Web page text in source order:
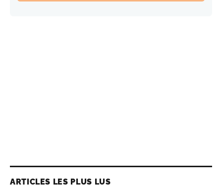
ARTICLES LES PLUS LUS